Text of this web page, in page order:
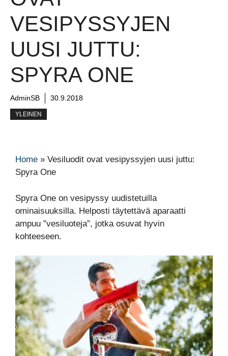
VESIPYSSYJEN
UUSI JUTTU:
SPYRA ONE
AdminSB 30.9.2018
YLEINEN
Home » Vesiluodit ovat vesipyssyjen uusi juttu:
Spyra One
Spyra One on vesipyssy uudistetuilla
ominaisuuksilla. Helposti täytettävä aparaatti
ampuu ”vesiluoteja”, jotka osuvat hyvin
kohteeseen.